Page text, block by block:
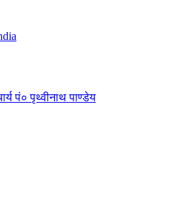
पं० पृथ्वीनाथ पाण्डेय